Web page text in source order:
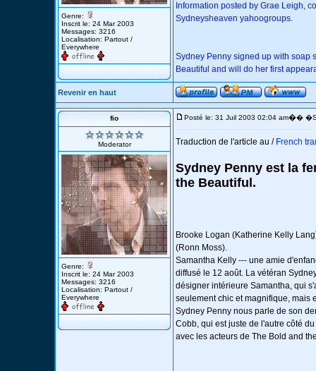
Genre:
Inscrit le: 24 Mar 2003
Messages: 3216
Localisation: Partout /
Everywhere
Information posted by Grae Leigh,
Sydneysheaven yahoogroups.
Sydney Penny signed up with soap
Beautiful and will do her first
Revenir en haut
fio
Moderator
Genre:
Inscrit le: 24 Mar 2003
Messages: 3216
Localisation: Partout /
Everywhere
Posté le: 31 Juil 2003 02:04 am��
Traduction de l'article au / French
Sydney Penny est la
the Beautiful.
Brooke Logan (Katherine Kelly
(Ronn Moss).
Samantha Kelly --- une amie
diffusé le 12 août. La vétéran
désigner intérieure Samantha, qui
seulement chic et magnifique, mais
Sydney Penny nous parle de son
Cobb, qui est juste de l'autre côté
avec les acteurs de The Bold and